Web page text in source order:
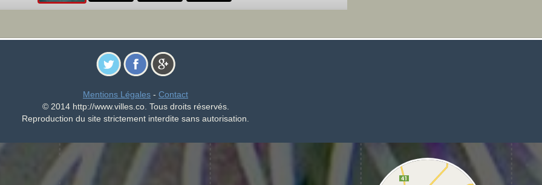
Mentions Légales - Contact
© 2014 http://www.villes.co. Tous droits réservés.
Reproduction du site strictement interdite sans autorisation.